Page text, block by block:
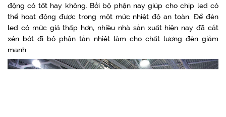
động có tốt hay không. Bởi bộ phận nay giúp cho chip led có
thể hoạt động được trong một mức nhiệt độ an toàn. Để đèn
led có mức giá thấp hơn, nhiều nhà sản xuất hiện nay đã cắt
xén bớt đi bộ phận tản nhiệt làm cho chất lượng đèn giảm
mạnh.